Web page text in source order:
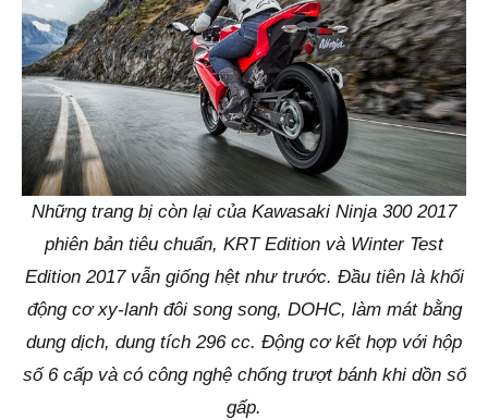
Những trang bị còn lại của Kawasaki Ninja 300 2017
phiên bản tiêu chuẩn, KRT Edition và Winter Test
Edition 2017 vẫn giống hệt như trước. Đầu tiên là khối
động cơ xy-lanh đôi song song, DOHC, làm mát bằng
dung dịch, dung tích 296 cc. Động cơ kết hợp với hộp
số 6 cấp và có công nghệ chống trượt bánh khi dồn số
gấp.